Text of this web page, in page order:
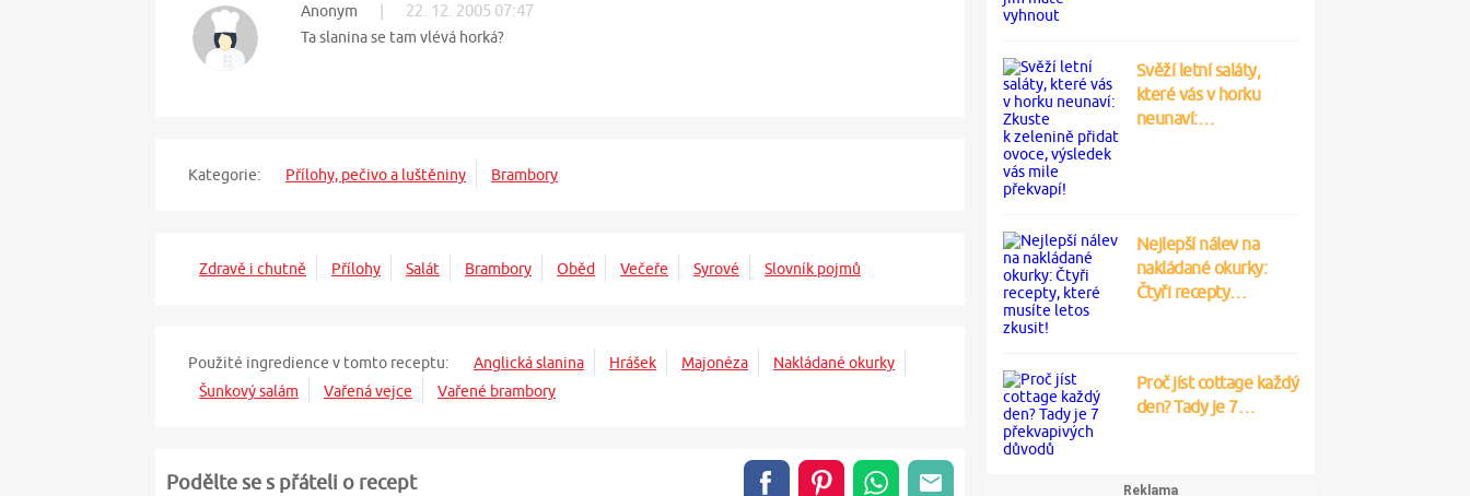
Anonym 22. 12. 2005 07:47
Ta slanina se tam vlévá horká?
Kategorie: Přílohy, pečivo a luštěniny Brambory
Zdravě i chutně Přílohy Salát Brambory Oběd Večeře Syrové Slovník pojmů
Použité ingredience v tomto receptu: Anglická slanina Hrášek Majonéza
Nakládané okurky
Šunkový salám
Vařená vejce Vařené brambory
Podělte se s přáteli o recept
Svěží letní saláty,
které vás v horku
neunaví:…
Nejlepší nálev na
nakládané okurky:
Čtyři recepty…
Proč jíst cottage každý
den? Tady je 7…